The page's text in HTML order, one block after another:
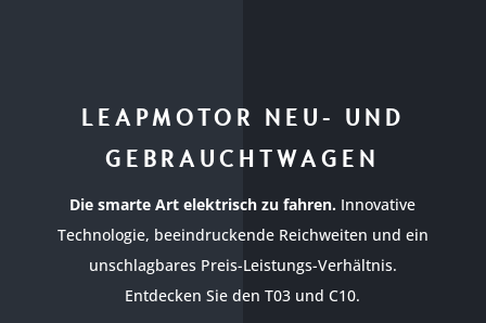
LEAPMOTOR NEU- UND
GEBRAUCHTWAGEN
Die smarte Art elektrisch zu fahren. Innovative
Technologie, beeindruckende Reichweiten und ein
unschlagbares Preis-Leistungs-Verhältnis.
Entdecken Sie den T03 und C10.